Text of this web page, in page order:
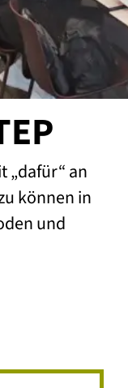
„dafür“ an
können in
und